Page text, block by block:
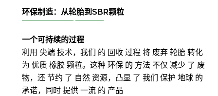
环保制造：从轮胎到SBR颗粒
一个可持续的过程
利用 尖端 技术，我们 的 回收 过程 将 废弃 轮胎 转化
为 优质 橡胶 颗粒。这种 环保 的 方法 不仅 减少 了 废
物，还 节约 了 自然 资源，凸显 了 我们 保护 地球 的
承诺，同时 提供 一流 的 产品